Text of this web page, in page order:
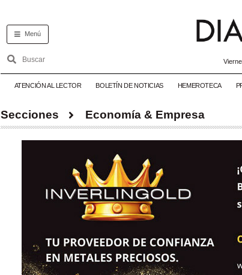
Menú
ATENCIÓN AL LECTOR BOLETÍN DE NOTICIAS HEMEROTECA
Secciones Economía & Empresa